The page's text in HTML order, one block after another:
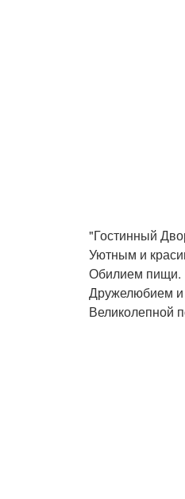
"Гостинный
Уютным и
Обилием пищи.
Дружелюбием и
Великолепной